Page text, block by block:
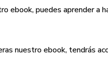
técnicas en cualquier
de arte latte de manera
ebook, puedes aprender
nuestro ebook, tendrás